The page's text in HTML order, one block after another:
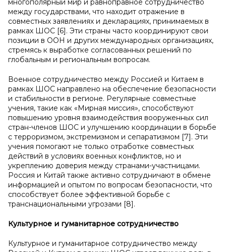
многополярный мир и равноправное сотрудничество
между государствами, что находит отражение в
совместных заявлениях и декларациях, принимаемых в
рамках ШОС [6]. Эти страны часто координируют свои
позиции в ООН и других международных организациях,
стремясь к выработке согласованных решений по
глобальным и региональным вопросам.
Военное сотрудничество между Россией и Китаем в
рамках ШОС направлено на обеспечение безопасности
и стабильности в регионе. Регулярные совместные
учения, такие как «Мирная миссия», способствуют
повышению уровня взаимодействия вооруженных сил
стран-членов ШОС и улучшению координации в борьбе
с терроризмом, экстремизмом и сепаратизмом [7]. Эти
учения помогают не только отработке совместных
действий в условиях военных конфликтов, но и
укреплению доверия между странами-участницами.
Россия и Китай также активно сотрудничают в обмене
информацией и опытом по вопросам безопасности, что
способствует более эффективной борьбе с
транснациональными угрозами [8].
Культурное и гуманитарное сотрудничество
Культурное и гуманитарное сотрудничество между